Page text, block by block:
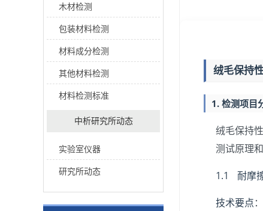
绒毛保持
1. 检测项目
绒毛保持
测试原理
1.1 耐摩
技术要点
木材检测
包装材料检测
材料成分检测
其他材料检测
材料检测标准
中析研究所动态
实验室仪器
研究所动态